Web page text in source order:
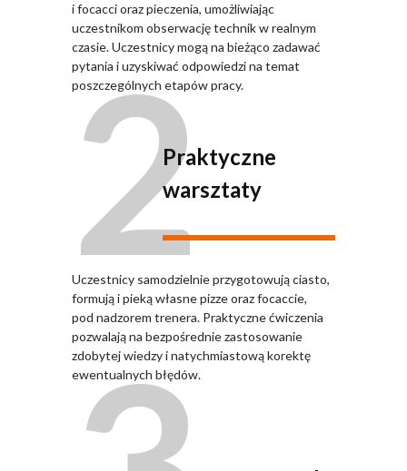
i focacci oraz pieczenia, umożliwiając
uczestnikom obserwację technik w realnym
czasie. Uczestnicy mogą na bieżąco zadawać
pytania i uzyskiwać odpowiedzi na temat
poszczególnych etapów pracy.
2Praktyczne
warsztaty
Uczestnicy samodzielnie przygotowują ciasto,
formują i pieką własne pizze oraz focaccie,
pod nadzorem trenera. Praktyczne ćwiczenia
pozwalają na bezpośrednie zastosowanie
zdobytej wiedzy i natychmiastową korektę
ewentualnych błędów.